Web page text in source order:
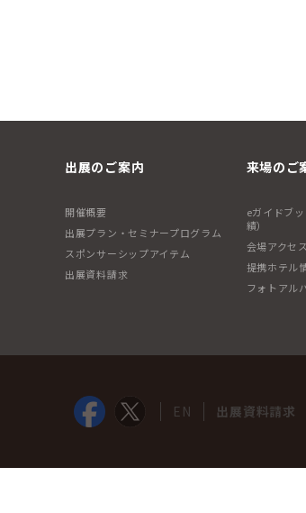
出展のご案内
開催概要
出展プラン・セミナープログラム
スポンサーシップアイテム
出展資料請求
来場のご
eガイドブ
績）
会場アクセス
提携ホテル
フォトアル
EN 出展資料請求